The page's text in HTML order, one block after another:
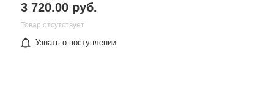
3 720.00 руб.
Товар отсутствует
Узнать о поступлении